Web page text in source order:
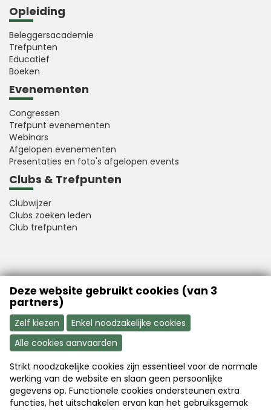
Opleiding
Beleggersacademie
Trefpunten
Educatief
Boeken
Evenementen
Congressen
Trefpunt evenementen
Webinars
Afgelopen evenementen
Presentaties en foto's afgelopen events
Clubs & Trefpunten
Clubwijzer
Clubs zoeken leden
Club trefpunten
VFB is a member of Better Finance
Aanmelden Word nu lid
Deze website gebruikt cookies (van 3
partners)
Zelf kiezen
Enkel noodzakelijke cookies
Alle cookies aanvaarden
Strikt noodzakelijke cookies zijn essentieel voor de normale
werking van de website en slaan geen persoonlijke
gegevens op. Functionele cookies ondersteunen extra
functies, het uitschakelen ervan kan het gebruiksgemak